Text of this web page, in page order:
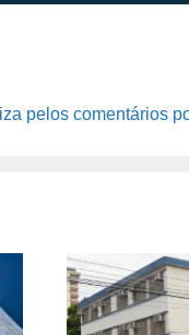
pelos comentários